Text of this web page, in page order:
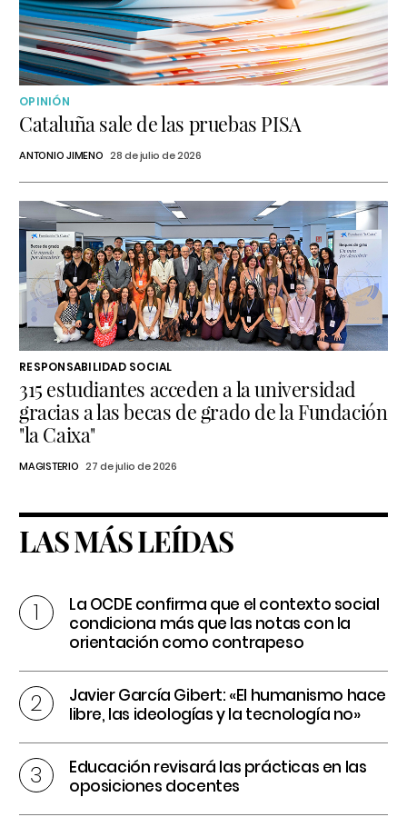
OPINIÓN
Cataluña sale de las pruebas PISA
ANTONIO JIMENO 28 de julio de 2026
RESPONSABILIDAD SOCIAL
315 estudiantes acceden a la universidad
gracias a las becas de grado de la Fundación
"la Caixa"
MAGISTERIO 27 de julio de 2026
LAS MÁS LEÍDAS
La OCDE confirma que el contexto social
condiciona más que las notas con la
orientación como contrapeso
Javier García Gibert: «El humanismo hace
libre, las ideologías y la tecnología no»
Educación revisará las prácticas en las
oposiciones docentes